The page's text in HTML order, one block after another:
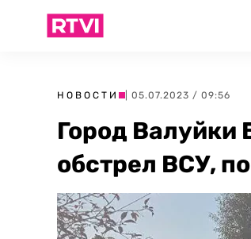
НОВОСТИ | 05.07.2023 / 09:56
Город Валуйки
обстрел ВСУ,